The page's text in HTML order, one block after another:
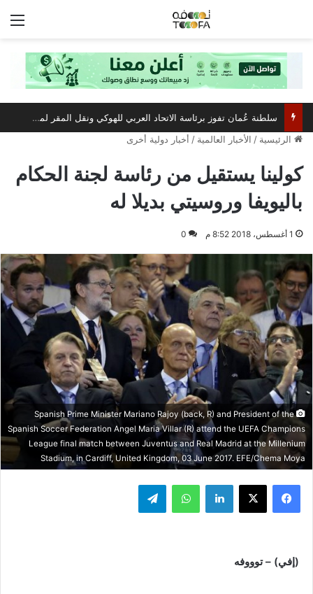
سلطنة عُمان تفوز برئاسة الاتحاد العربي للهوكي ونقل المقر لمسقط
الرئيسية / الأخبار العالمية / أخبار دولية أخرى
كولينا يستقيل من رئاسة لجنة الحكام
باليويفا وروسيتي بديلا له
1 أغسطس، 2018 8:52 م 0
Spanish Prime Minister Mariano Rajoy (back, R) and President of the
Spanish Soccer Federation Angel Maria Villar (R) attend the UEFA Champions
League final match between Juventus and Real Madrid at the Millenium
Stadium, in Cardiff, United Kingdom, 03 June 2017. EFE/Chema Moya
فيسبوك ‫X لينكدإن واتساب تيلقرام
(إفي) – توووفه